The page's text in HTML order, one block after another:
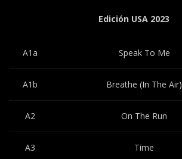
Edición USA 2023
A1a Speak To Me
A1b Breathe (In The Air)
A2 On The Run
A3 Time